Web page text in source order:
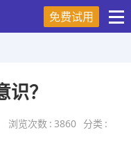
免费试用
？
浏览次数 : 3860 分类 :